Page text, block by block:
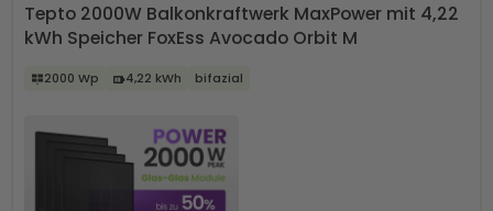
Tepto 2000W Balkonkraftwerk MaxPower mit 4,22
kWh Speicher FoxEss Avocado Orbit M
2000 Wp 4,22 kWh bifazial